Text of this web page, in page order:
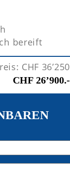
CHF 36’250
CHF 26’900.-